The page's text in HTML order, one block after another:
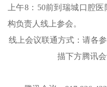
上午8：50前到瑞城口腔
构负责人线上参会。
线上会议联通方式：请各
描下方腾讯